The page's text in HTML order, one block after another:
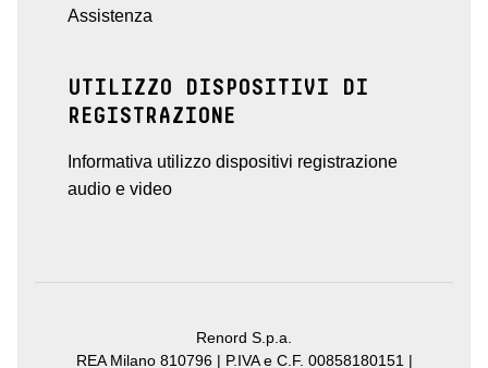
Assistenza
UTILIZZO DISPOSITIVI DI
REGISTRAZIONE
Informativa utilizzo dispositivi registrazione
audio e video
Renord S.p.a.
REA Milano 810796 | P.IVA e C.F. 00858180151 |